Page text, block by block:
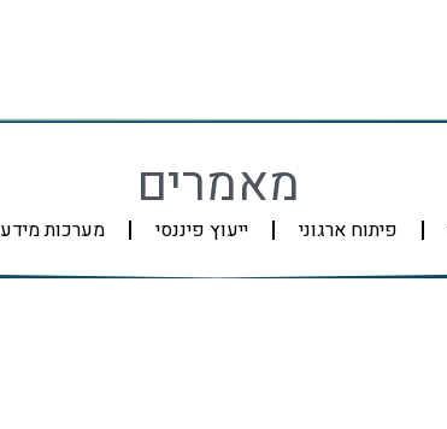
מאמרים
פיתוח ארגוני ייעוץ פיננסי מערכות מידע